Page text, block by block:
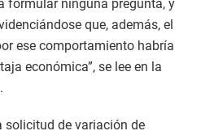
formular ninguna pregunta, y
que, además, el
ese comportamiento habría
económica”, se lee en la
solicitud de variación de